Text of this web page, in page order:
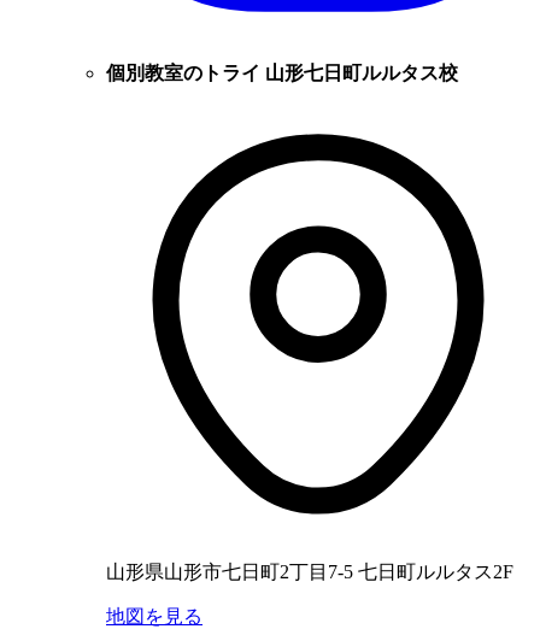
個別教室のトライ 山形七日町ルルタス校
山形県山形市七日町2丁目7-5 七日町ルルタス2F
地図を見る